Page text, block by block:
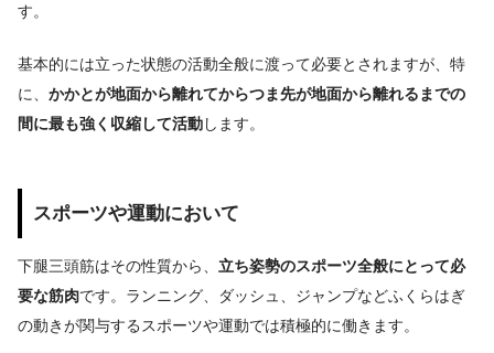
す。
基本的には立った状態の活動全般に渡って必要とされますが、特
に、 かかとが地面から離れてからつま先が地面から離れるまでの
間に最も強く収縮して活動します。
スポーツや運動において
下腿三頭筋はその性質から、 立ち姿勢のスポーツ全般にとって必
要な筋肉です。ランニング、ダッシュ、ジャンプなどふくらはぎ
の動きが関与するスポーツや運動では積極的に働きます。